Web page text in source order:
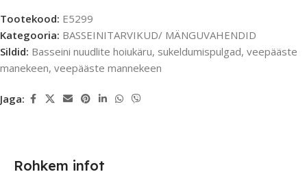
Tootekood: E5299
Kategooria: BASSEINITARVIKUD/ MÄNGUVAHENDID
Sildid: Basseini nuudlite hoiukäru, sukeldumispulgad, veepääste
manekeen, veepääste mannekeen
Jaga:
Rohkem infot